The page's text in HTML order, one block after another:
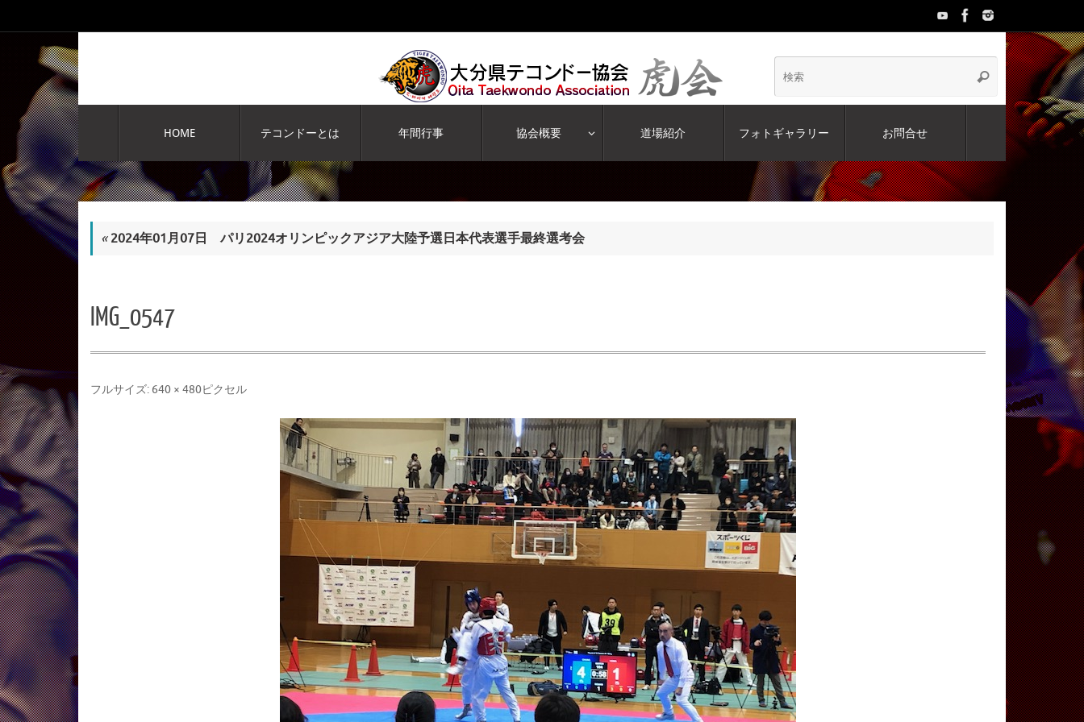
ン
キ
ッ
プ
検
索:
検
コ
ン
テ
ン
ツ
へ
ス
キ
ッ
プ
HOME テコンドーとは 年間行事 協会概要 道場紹介 フォトギャラリー お問合せ
«2024年01月07日 パリ2024オリンピックアジア大陸予選日本代表選手最終選考会
IMG_0547
フルサイズ: 640 × 480ピクセル